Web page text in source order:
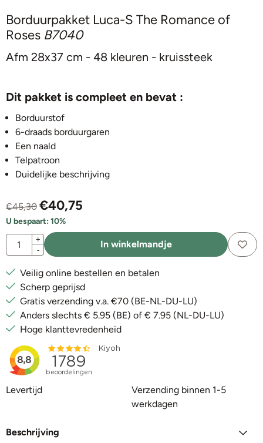
Borduurpakket Luca-S The Romance of
Roses B7040
Afm 28x37 cm - 48 kleuren - kruissteek
Dit pakket is compleet en bevat :
Borduurstof
6-draads borduurgaren
Een naald
Telpatroon
Duidelijke beschrijving
€45,30 €40,75
U bespaart:10%
Aantal
+
-
In winkelmandje
Veilig online bestellen en betalen
Scherp geprijsd
Gratis verzending v.a. €70 (BE-NL-DU-LU)
Anders slechts € 5.95 (BE) of € 7.95 (NL-DU-LU)
Hoge klanttevredenheid
Levertijd
Verzending binnen 1-5
werkdagen
Beschrijving